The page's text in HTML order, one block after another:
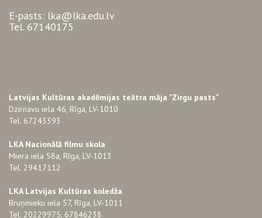
E-pasts: lka@lka.edu.lv
Tel. 67140175
Latvijas Kultūras akadēmijas teātra māja "Zirgu pasts"
Dzirnavu iela 46, Rīga, LV-1010
Tel. 67243393
LKA Nacionālā filmu skola
Miera iela 58a, Rīga, LV-1013
Tel. 29417112
LKA Latvijas Kultūras koledža
Bruņinieku iela 57, Rīga, LV-1011
Tel. 20229975, 67846238